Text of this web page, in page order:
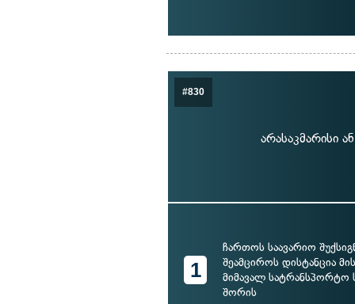
#830
არასაკმარისი
1
ჩართოს საავარიო
შეამციროს დისტანცია
მიმავალ სატრანსპორტო
შორის